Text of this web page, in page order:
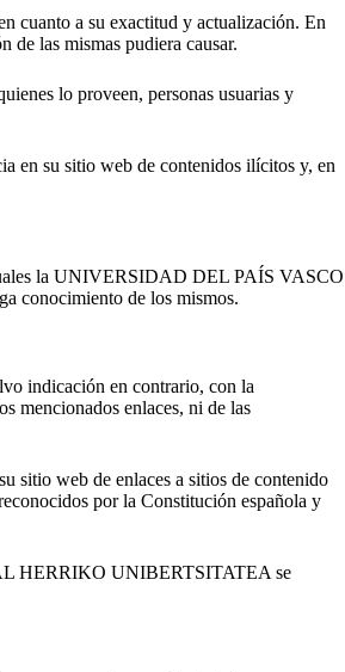
cuanto a su exactitud y actualización. En
las mismas pudiera causar.
lo proveen, personas usuarias y
su sitio web de contenidos ilícitos y, en
la UNIVERSIDAD DEL PAÍS VASCO
conocimiento de los mismos.
indicación en contrario, con la
enlaces, ni de las
web de enlaces a sitios de contenido
por la Constitución española y
HERRIKO UNIBERTSITATEA se